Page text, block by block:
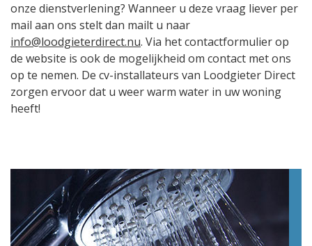
onze dienstverlening? Wanneer u deze vraag liever per
mail aan ons stelt dan mailt u naar
info@loodgieterdirect.nu. Via het contactformulier op
de website is ook de mogelijkheid om contact met ons
op te nemen. De cv-installateurs van Loodgieter Direct
zorgen ervoor dat u weer warm water in uw woning
heeft!